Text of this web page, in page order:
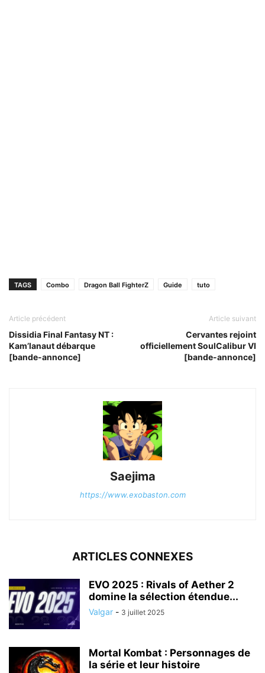
TAGS Combo Dragon Ball FighterZ Guide tuto
Article précédent
Dissidia Final Fantasy NT :
Kam’lanaut débarque
[bande-annonce]
Article suivant
Cervantes rejoint
officiellement SoulCalibur VI
[bande-annonce]
Saejima
https://www.exobaston.com
ARTICLES CONNEXES
EVO 2025 : Rivals of Aether 2
domine la sélection étendue...
Valgar - 3 juillet 2025
Mortal Kombat : Personnages de
la série et leur histoire